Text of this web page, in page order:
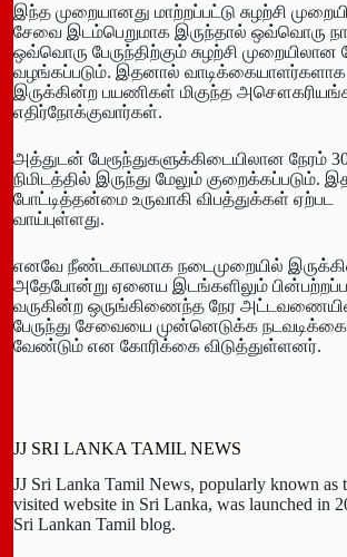
இந்த முறையானது மாற்றப்பட்டு சுழற்சி
சேவை இடம்பெறுமாக இருந்தால் ஒவ்வொரு
ஒவ்வொரு பேருந்திற்கும் சுழற்சி முறையிலான
வழங்கப்படும். இதனால் வாடிக்கையாளர்களாக
இருக்கின்ற பயணிகள் மிகுந்த
எதிர்நோக்குவார்கள்.
அத்துடன் பேரூந்துகளுக்கிடையிலான நேரம்
நிமிடத்தில் இருந்து மேலும் குறைக்கப்படும்.
போட்டித்தன்மை உருவாகி விபத்துக்கள் ஏற்பட
வாய்புள்ளது.
எனவே நீண்டகாலமாக நடைமுறையில்
அதேபோன்று ஏனைய இடங்களிலும்
வருகின்ற ஒருங்கிணைந்த நேர
பேருந்து சேவையை முன்னெடுக்க
வேண்டும் என கோரிக்கை விடுத்துள்ளனர்.
JJ SRI LANKA TAMIL NEWS
JJ Sri Lanka Tamil News, popularly known as
visited website in Sri Lanka, was launched in
Sri Lankan Tamil blog.